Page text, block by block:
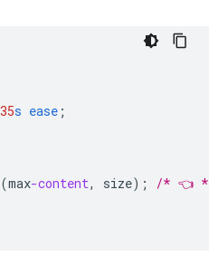
s ease ;
(max-content, size);
/* 👈